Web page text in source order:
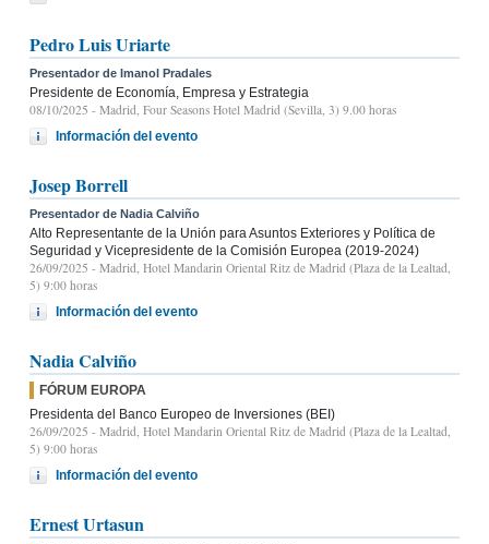
Pedro Luis Uriarte
Presentador de Imanol Pradales
Presidente de Economía, Empresa y Estrategia
08/10/2025 - Madrid, Four Seasons Hotel Madrid (Sevilla, 3) 9.00 horas
Información del evento
Josep Borrell
Presentador de Nadia Calviño
Alto Representante de la Unión para Asuntos Exteriores y Política de
Seguridad y Vicepresidente de la Comisión Europea (2019-2024)
26/09/2025 - Madrid, Hotel Mandarin Oriental Ritz de Madrid (Plaza de la Lealtad,
5) 9:00 horas
Información del evento
Nadia Calviño
FÓRUM EUROPA
Presidenta del Banco Europeo de Inversiones (BEI)
26/09/2025 - Madrid, Hotel Mandarin Oriental Ritz de Madrid (Plaza de la Lealtad,
5) 9:00 horas
Información del evento
Ernest Urtasun